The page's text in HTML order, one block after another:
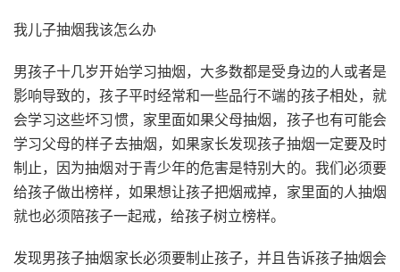
我儿子抽烟我该怎么办
男孩子十几岁开始学习抽烟，大多数都是受身边的人或者是
影响导致的，孩子平时经常和一些品行不端的孩子相处，就
会学习这些坏习惯，家里面如果父母抽烟，孩子也有可能会
学习父母的样子去抽烟，如果家长发现孩子抽烟一定要及时
制止，因为抽烟对于青少年的危害是特别大的。我们必须要
给孩子做出榜样，如果想让孩子把烟戒掉，家里面的人抽烟
就也必须陪孩子一起戒，给孩子树立榜样。
发现男孩子抽烟家长必须要制止孩子，并且告诉孩子抽烟会